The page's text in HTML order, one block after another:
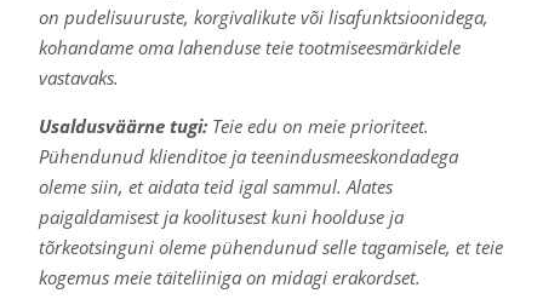
on pudelisuuruste, korgivalikute või lisafunktsioonidega,
kohandame oma lahenduse teie tootmiseesmärkidele
vastavaks.
Usaldusväärne tugi:Teie edu on meie prioriteet.
Pühendunud klienditoe ja teenindusmeeskondadega
oleme siin, et aidata teid igal sammul. Alates
paigaldamisest ja koolitusest kuni hoolduse ja
tõrkeotsinguni oleme pühendunud selle tagamisele, et teie
kogemus meie täiteliiniga on midagi erakordset.